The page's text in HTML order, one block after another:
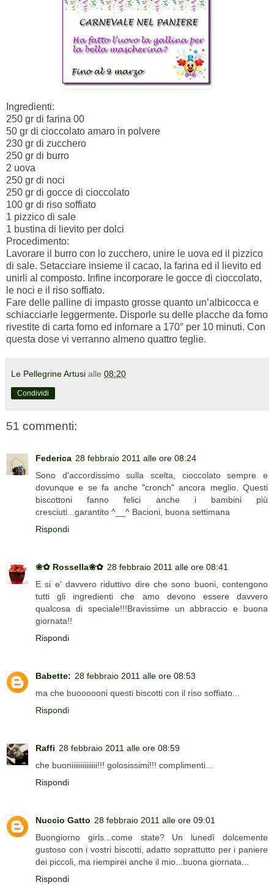
Ingredienti:
250 gr di farina 00
50 gr di cioccolato amaro in polvere
230 gr di zucchero
250 gr di burro
2 uova
250 gr di noci
250 gr di gocce di cioccolato
100 gr di riso soffiato
1 pizzico di sale
1 bustina di lievito per dolci
Procedimento:
Lavorare il burro con lo zucchero, unire le uova ed il pizzico
di sale. Setacciare insieme il cacao, la farina ed il lievito ed
unirli al composto. Infine incorporare le gocce di cioccolato,
le noci e il riso soffiato.
Fare delle palline di impasto grosse quanto un’albicocca e
schiacciarle leggermente. Disporle su delle placche da forno
rivestite di carta forno ed infornare a 170° per 10 minuti. Con
questa dose vi verranno almeno quattro teglie.
Le Pellegrine Artusi alle 08:20
Condividi
51 commenti:
Federica 28 febbraio 2011 alle ore 08:24
Sono d'accordissimo sulla scelta, cioccolato sempre e
dovunque e se fa anche "cronch" ancora meglio. Questi
biscottoni fanno felici anche i bambini più
cresciuti...garantito ^__^ Bacioni, buona settimana
Rispondi
❀✿ Rossella❀✿ 28 febbraio 2011 alle ore 08:41
E si e' davvero riduttivo dire che sono buoni, contengono
tutti gli ingredienti che amo devono essere davvero
qualcosa di speciale!!!Bravissime un abbraccio e buona
giornata!!
Rispondi
Babette: 28 febbraio 2011 alle ore 08:53
ma che buoooooni questi biscotti con il riso soffiato...
Rispondi
Raffi 28 febbraio 2011 alle ore 08:59
che buoniiiiiiiiiiiiii!!! golosissimi!!! complimenti...
Rispondi
Nuccio Gatto 28 febbraio 2011 alle ore 09:01
Buongiorno girls...come state? Un lunedì dolcemente
gustoso con i vostri biscotti, adatto soprattutto per i paniere
dei piccoli, ma riempirei anche il mio...buona giornata...
Rispondi